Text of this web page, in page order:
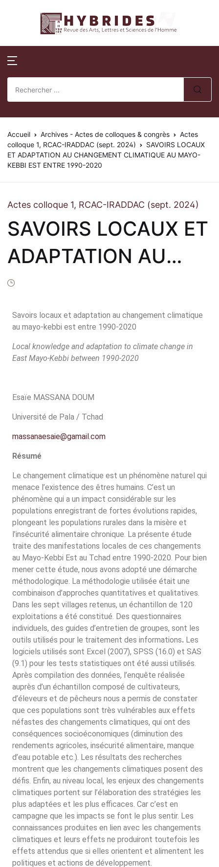
Revue Hybrides
Accueil
Publications
Numéros
Actes de
Revue Hybrides
Revue
Sur la révue
Comité
Politique
Frais de
Licence
Indexation
Contacts
Actualités
Compte
Se souvenir de
moi ?
Mot de passe
Se Connecter
Accueil Archives - Actes de colloques & congrès
Actes
colloque 1, RCAC-IRADDAC (sept. 2024)
SAVOIRS LOCAUX
ET ADAPTATION AU CHANGEMENT CLIMATIQUE AU MAYO-
KEBBI EST ENTRE 1990-2020
Actes colloque 1, RCAC-IRADDAC (sept. 2024)
SAVOIRS LOCAUX ET
ADAPTATION AU
CHANGEMENT
CLIMATIQUE AU
MAYO-KEBBI EST
ENTRE 1990-2020
Savoirs locaux et adaptation au changement climatique
au mayo-kebbi est entre 1990-2020
Local knowledge and adaptation to climate change in
East Mayo-Kebbi between 1990-2020
Esaïe MASSANA DOUM
Université de Pala / Tchad
massanaesaie@gamail.com
Résumé
Le changement climatique est un phénomène naturel qui
menace l’existence des êtres humains. C’est un
phénomène qui a un impact considérable sur les
populations enregistrant de fortes évolutions rapides,
plongeant les populations rurales dans la misère et
l’insécurité alimentaire chronique. La présente étude
traite des manifestations locales de ces changements
au Mayo-Kebbi Est au Tchad entre 1990-2020. Pour bien
mener cette étude, nous avons adopté une démarche
méthodologique. La méthodologie utilisée était une
combinaison d’approches quantitatives et qualitatives.
Dans les sept villages retenus, un échantillon de 120
exploitations a été constitué. Des questionnaires
individuels, des guides d’entretien de groupes, sont les
outils utilisés pour le traitement des informations. Les
logiciels utilisés sont Excel (2007), SPSS (16.0) et SAS
(9.1) pour les tests statistiques ont été aussi utilisés.
Après compilation des données, l’enquête réalisée
auprès d’un échantillon composé de cultivateurs,
d’éleveurs et de pêcheurs nous a permis de constater
que ces populations sont très vulnérables aux effets
néfastes des changements climatiques, qui ont des
conséquences socioéconomiques (diminution des
rendements agricoles, insécurité alimentaire, manque
d’eau potable etc.). Les résultats des recherches
montrent que les changements climatiques posent des
défis. Enfin, au niveau local, les enjeux des changements
climatiques portent sur l’élaboration des stratégies les
plus adaptées et les plus efficaces. Car c’est en
campagne que les impacts se font le plus sentir. Les
connaissances produites en lien avec les changements
climatiques et leurs effets ne produiront toutefois les
effets attendus que si elles orientent et alimentent les
politiques et actions de développement.